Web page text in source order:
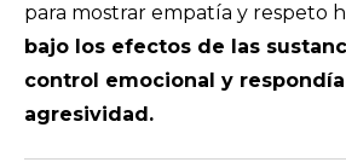
para mostrar empatía y respeto
bajo los efectos de las
control emocional y
agresividad.